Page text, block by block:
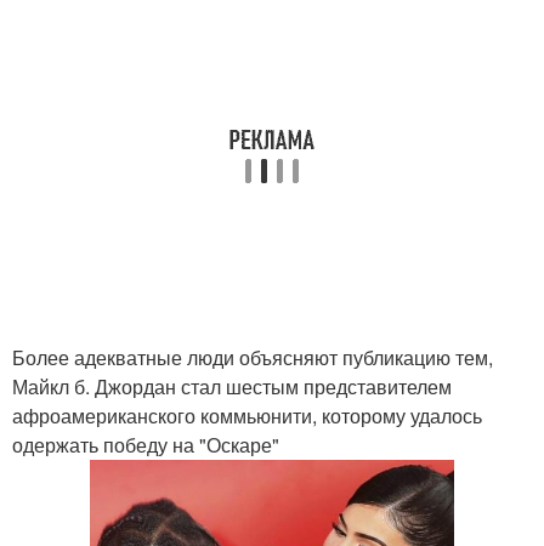
Более адекватные люди объясняют публикацию тем,
Майкл б. Джордан стал шестым представителем
афроамериканского коммьюнити, которому удалось
одержать победу на "Оскаре"